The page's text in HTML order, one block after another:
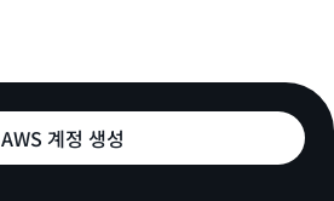
AWS 계정 생성